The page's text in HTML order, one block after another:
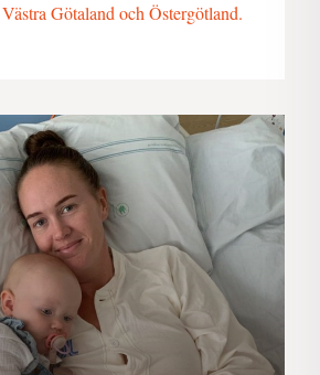
Götaland och Östergötland.